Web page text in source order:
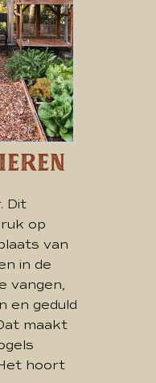
Dit
op
van
in de
vangen,
en geduld
maakt
hoort